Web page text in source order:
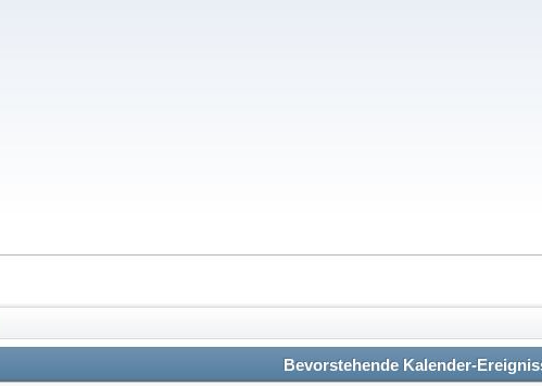
Bevorstehende Kalender-